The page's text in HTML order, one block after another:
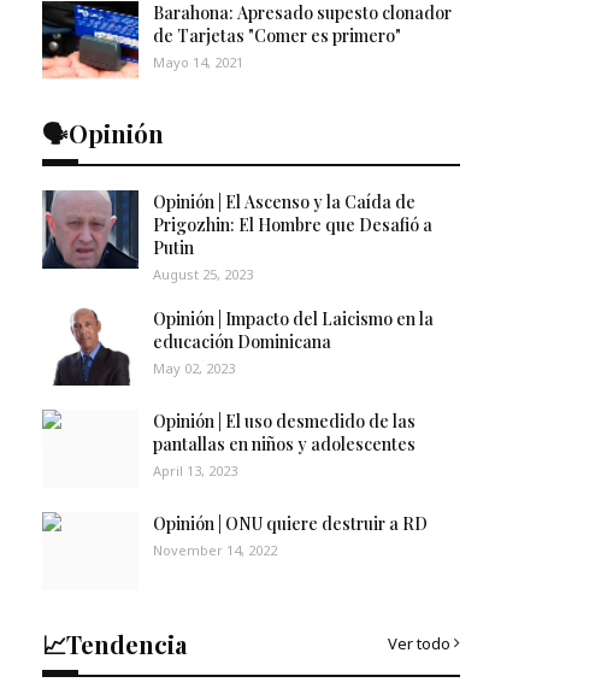
Barahona: Apresado supesto clonador
de Tarjetas "Comer es primero"
Mayo 14, 2021
🗣️Opinión
Opinión | El Ascenso y la Caída de
Prigozhin: El Hombre que Desafió a
Putin
August 25, 2023
Opinión | Impacto del Laicismo en la
educación Dominicana
May 02, 2023
Opinión | El uso desmedido de las
pantallas en niños y adolescentes
April 13, 2023
Opinión | ONU quiere destruir a RD
November 14, 2022
📈Tendencia Ver todo